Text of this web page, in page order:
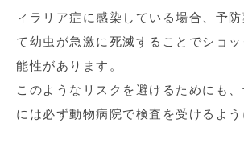
ィラリア症に感染している場合、予
て幼虫が急激に死滅することでショ
能性があります。
このようなリスクを避けるためにも
には必ず動物病院で検査を受けるよう